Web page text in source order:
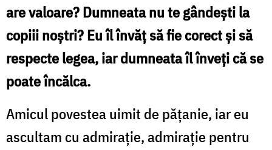
are valoare? Dumneata nu te gândești la
copiii noștri? Eu îl învăț să fie corect și să
respecte legea, iar dumneata îl înveți că se
poate încălca.
Amicul povestea uimit de pățanie, iar eu
ascultam cu admirație, admirație pentru